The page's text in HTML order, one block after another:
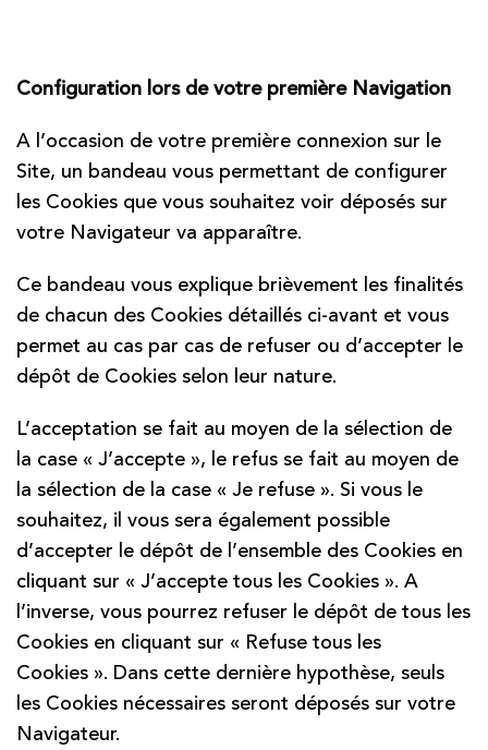
Configuration lors de votre première Navigation
A l’occasion de votre première connexion sur le
Site, un bandeau vous permettant de configurer
les Cookies que vous souhaitez voir déposés sur
votre Navigateur va apparaître.
Ce bandeau vous explique brièvement les finalités
de chacun des Cookies détaillés ci-avant et vous
permet au cas par cas de refuser ou d’accepter le
dépôt de Cookies selon leur nature.
L’acceptation se fait au moyen de la sélection de
la case « J’accepte », le refus se fait au moyen de
la sélection de la case « Je refuse ». Si vous le
souhaitez, il vous sera également possible
d’accepter le dépôt de l’ensemble des Cookies en
cliquant sur « J’accepte tous les Cookies ». A
l’inverse, vous pourrez refuser le dépôt de tous les
Cookies en cliquant sur « Refuse tous les
Cookies ». Dans cette dernière hypothèse, seuls
les Cookies nécessaires seront déposés sur votre
Navigateur.